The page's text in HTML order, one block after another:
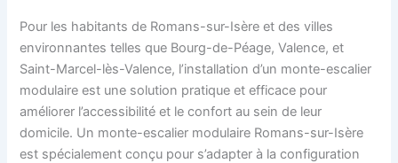
Pour les habitants de Romans-sur-Isère et des villes
environnantes telles que Bourg-de-Péage, Valence, et
Saint-Marcel-lès-Valence, l’installation d’un monte-escalier
modulaire est une solution pratique et efficace pour
améliorer l’accessibilité et le confort au sein de leur
domicile. Un monte-escalier modulaire Romans-sur-Isère
est spécialement conçu pour s’adapter à la configuration